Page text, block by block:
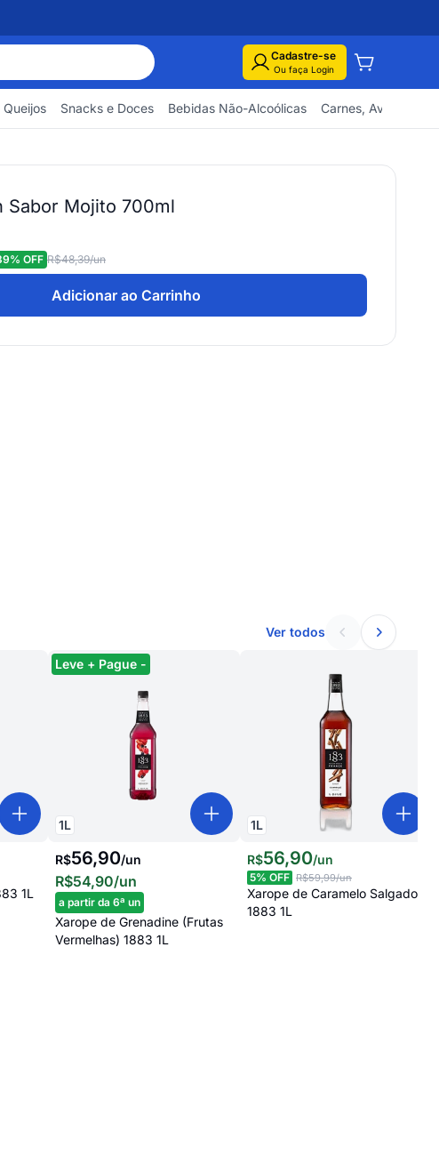
Cadastre-se
Ou faça Login
Queijos Snacks e Doces Bebidas Não-Alcoólicas Carnes, Aves e
Sabor Mojito 700ml
% OFF R$48,39/un
Adicionar ao Carrinho
Ver todos
1L
1L
Leve + Pague -
R$56,90/un
R$54,90/un
a partir da 6ª un
Xarope de Grenadine (Frutas
Vermelhas) 1883 1L
1L
R$56,90/un
5% OFF R$59,99/un
Xarope de Caramelo Salgado
1883 1L